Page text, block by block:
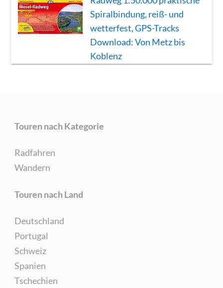
Spiralbindung, reiß- und
wetterfest, GPS-Tracks
Download: Von Metz bis
Koblenz
Touren nach Kategorie
Radfahren
Wandern
Touren nach Land
Deutschland
Portugal
Schweiz
Spanien
Tschechien